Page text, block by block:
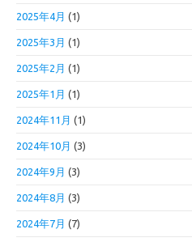
2025年4月 (1)
2025年3月 (1)
2025年2月 (1)
2025年1月 (1)
2024年11月 (1)
2024年10月 (3)
2024年9月 (3)
2024年8月 (3)
2024年7月 (7)